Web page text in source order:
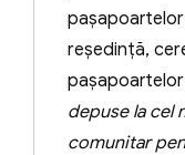
care exercită
părintească
judecătoreşti
irevocabilă
judecătoreşti
paşapoartelor
reşedinţă,
depuse la cel
comunitar